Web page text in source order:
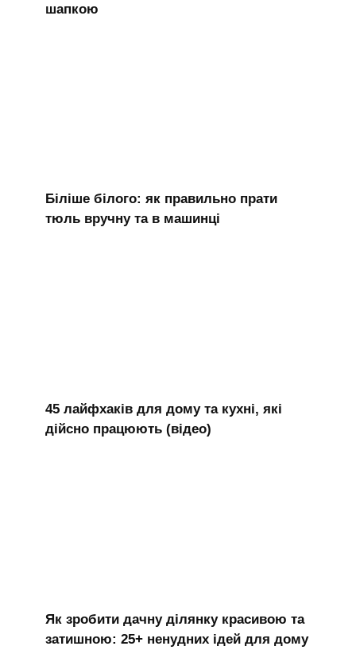
шапкою
Біліше білого: як правильно прати
тюль вручну та в машинці
45 лайфхаків для дому та кухні, які
дійсно працюють (відео)
Як зробити дачну ділянку красивою та
затишною: 25+ ненудних ідей для дому